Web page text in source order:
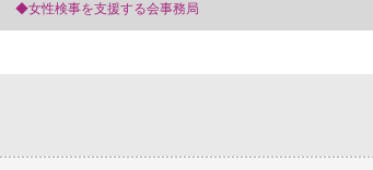
【抗議文】2026年3月13日第6次男女共同参